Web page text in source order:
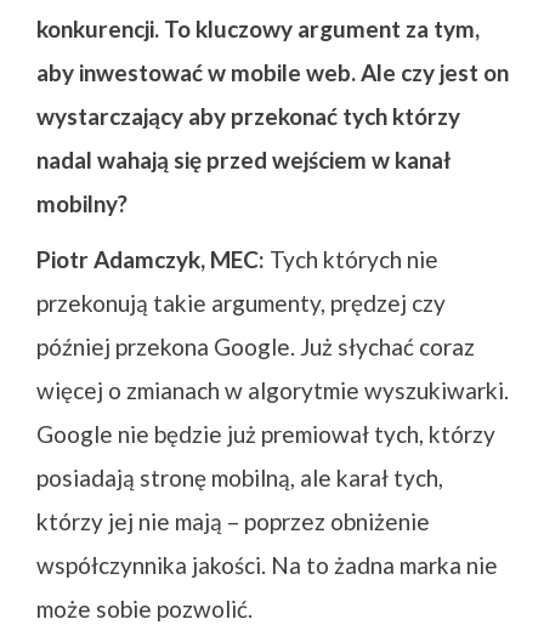
konkurencji. To kluczowy argument za tym,
aby inwestować w mobile web. Ale czy jest on
wystarczający aby przekonać tych którzy
nadal wahają się przed wejściem w kanał
mobilny?
Piotr Adamczyk, MEC: Tych których nie
przekonują takie argumenty, prędzej czy
później przekona Google. Już słychać coraz
więcej o zmianach w algorytmie wyszukiwarki.
Google nie będzie już premiował tych, którzy
posiadają stronę mobilną, ale karał tych,
którzy jej nie mają – poprzez obniżenie
współczynnika jakości. Na to żadna marka nie
może sobie pozwolić.